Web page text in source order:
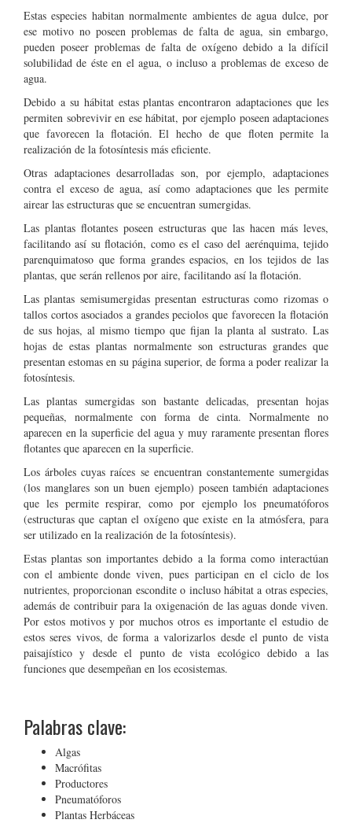
Estas especies habitan normalmente ambientes de agua dulce, por
ese motivo no poseen problemas de falta de agua, sin embargo,
pueden poseer problemas de falta de oxígeno debido a la difícil
solubilidad de éste en el agua, o incluso a problemas de exceso de
agua.
Debido a su hábitat estas plantas encontraron adaptaciones que les
permiten sobrevivir en ese hábitat, por ejemplo poseen adaptaciones
que favorecen la flotación. El hecho de que floten permite la
realización de la fotosíntesis más eficiente.
Otras adaptaciones desarrolladas son, por ejemplo, adaptaciones
contra el exceso de agua, así como adaptaciones que les permite
airear las estructuras que se encuentran sumergidas.
Las plantas flotantes poseen estructuras que las hacen más leves,
facilitando así su flotación, como es el caso del aerénquima, tejido
parenquimatoso que forma grandes espacios, en los tejidos de las
plantas, que serán rellenos por aire, facilitando así la flotación.
Las plantas semisumergidas presentan estructuras como rizomas o
tallos cortos asociados a grandes peciolos que favorecen la flotación
de sus hojas, al mismo tiempo que fijan la planta al sustrato. Las
hojas de estas plantas normalmente son estructuras grandes que
presentan estomas en su página superior, de forma a poder realizar la
fotosíntesis.
Las plantas sumergidas son bastante delicadas, presentan hojas
pequeñas, normalmente con forma de cinta. Normalmente no
aparecen en la superficie del agua y muy raramente presentan flores
flotantes que aparecen en la superficie.
Los árboles cuyas raíces se encuentran constantemente sumergidas
(los manglares son un buen ejemplo) poseen también adaptaciones
que les permite respirar, como por ejemplo los pneumatóforos
(estructuras que captan el oxígeno que existe en la atmósfera, para
ser utilizado en la realización de la fotosíntesis).
Estas plantas son importantes debido a la forma como interactúan
con el ambiente donde viven, pues participan en el ciclo de los
nutrientes, proporcionan escondite o incluso hábitat a otras especies,
además de contribuir para la oxigenación de las aguas donde viven.
Por estos motivos y por muchos otros es importante el estudio de
estos seres vivos, de forma a valorizarlos desde el punto de vista
paisajístico y desde el punto de vista ecológico debido a las
funciones que desempeñan en los ecosistemas.
Palabras clave:
Algas
Macrófitas
Productores
Pneumatóforos
Plantas Herbáceas